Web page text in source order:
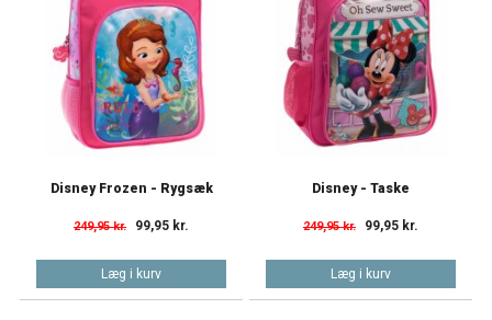
Disney Frozen - Rygsæk
249,95 kr. 99,95 kr.
Læg i kurv
Disney - Taske
249,95 kr. 99,95 kr.
Læg i kurv